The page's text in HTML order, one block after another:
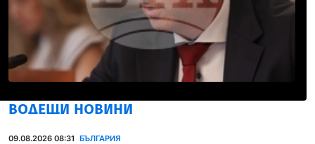
ВОДЕЩИ НОВИНИ
09.08.2026 08:31 БЪЛГАРИЯ